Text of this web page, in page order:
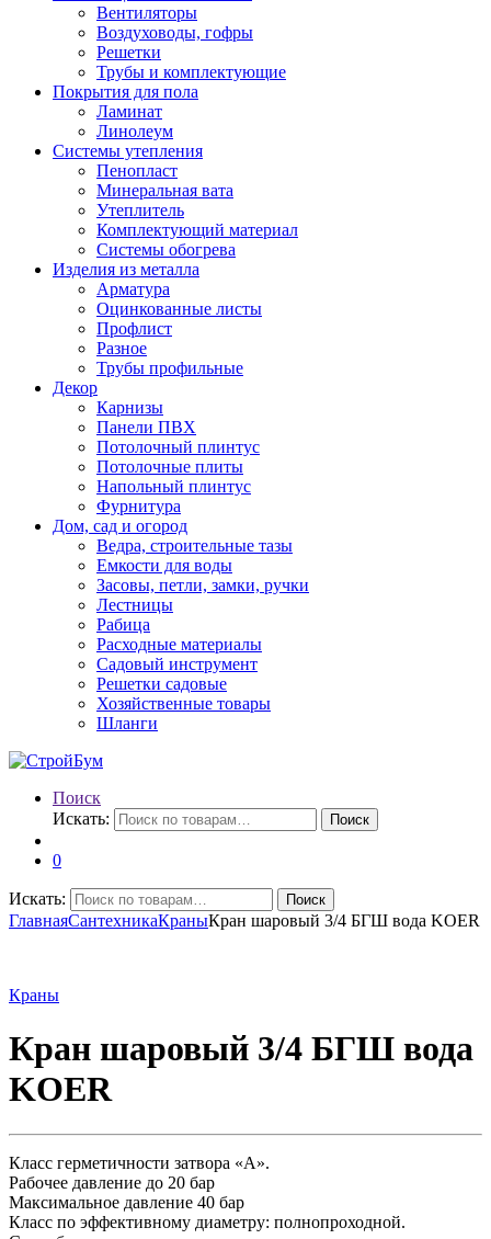
Вентиляторы
Воздуховоды, гофры
Решетки
Трубы и комплектующие
Покрытия для пола
Ламинат
Линолеум
Системы утепления
Пенопласт
Минеральная вата
Утеплитель
Комплектующий материал
Системы обогрева
Изделия из металла
Арматура
Оцинкованные листы
Профлист
Разное
Трубы профильные
Декор
Карнизы
Панели ПВХ
Потолочный плинтус
Потолочные плиты
Напольный плинтус
Фурнитура
Дом, сад и огород
Ведра, строительные тазы
Емкости для воды
Засовы, петли, замки, ручки
Лестницы
Рабица
Расходные материалы
Садовый инструмент
Решетки садовые
Хозяйственные товары
Шланги
Поиск
Искать:
Поиск
0
Искать: Поиск
ГлавнаяСантехникаКраныКран шаровый 3/4 БГШ вода KOER
Краны
Кран шаровый 3/4 БГШ вода
KOER
Класс герметичности затвора «А».
Рабочее давление до 20 бар
Максимальное давление 40 бар
Класс по эффективному диаметру: полнопроходной.